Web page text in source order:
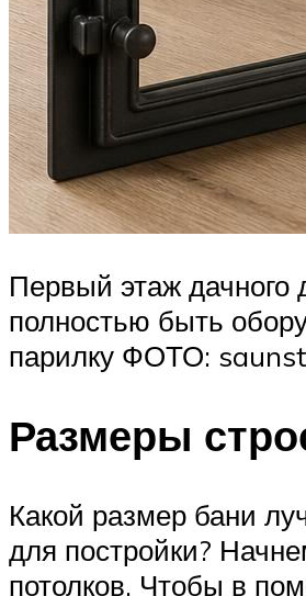
Первый этаж дачного
полностью быть
парилку ФОТО:
Размеры
Какой размер бани
для постройки?
потолков. Чтобы в